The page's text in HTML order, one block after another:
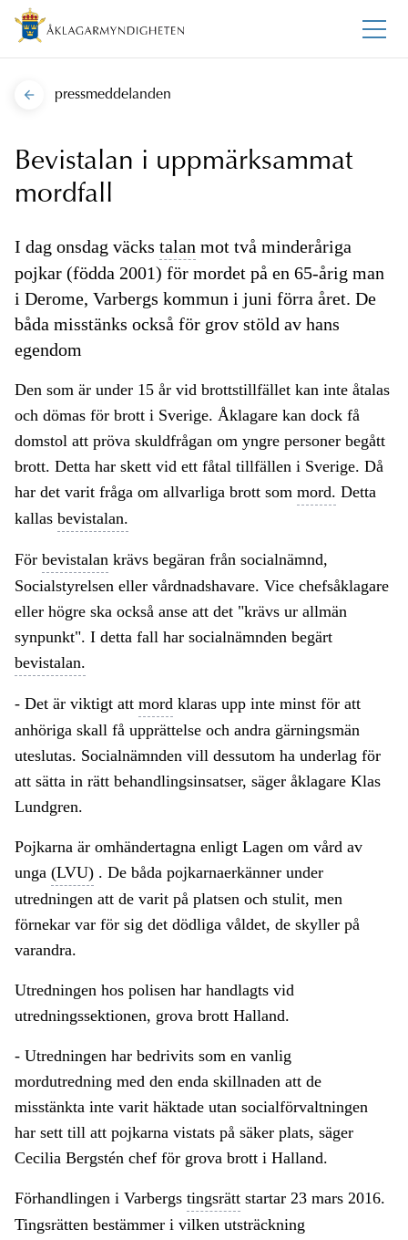
pressmeddelanden
Bevistalan i uppmärksammat
mordfall
I dag onsdag väcks talan mot två minderåriga
pojkar (födda 2001) för mordet på en 65-årig man
i Derome, Varbergs kommun i juni förra året. De
båda misstänks också för grov stöld av hans
egendom
Den som är under 15 år vid brottstillfället kan inte åtalas
och dömas för brott i Sverige. Åklagare kan dock få
domstol att pröva skuldfrågan om yngre personer begått
brott. Detta har skett vid ett fåtal tillfällen i Sverige. Då
har det varit fråga om allvarliga brott som mord. Detta
kallas bevistalan.
För bevistalan krävs begäran från socialnämnd,
Socialstyrelsen eller vårdnadshavare. Vice chefsåklagare
eller högre ska också anse att det "krävs ur allmän
synpunkt". I detta fall har socialnämnden begärt
bevistalan.
- Det är viktigt att mord klaras upp inte minst för att
anhöriga skall få upprättelse och andra gärningsmän
uteslutas. Socialnämnden vill dessutom ha underlag för
att sätta in rätt behandlingsinsatser, säger åklagare Klas
Lundgren.
Pojkarna är omhändertagna enligt Lagen om vård av
unga (LVU) . De båda pojkarnaerkänner under
utredningen att de varit på platsen och stulit, men
förnekar var för sig det dödliga våldet, de skyller på
varandra.
Utredningen hos polisen har handlagts vid
utredningssektionen, grova brott Halland.
- Utredningen har bedrivits som en vanlig
mordutredning med den enda skillnaden att de
misstänkta inte varit häktade utan socialförvaltningen
har sett till att pojkarna vistats på säker plats, säger
Cecilia Bergstén chef för grova brott i Halland.
Förhandlingen i Varbergs tingsrätt startar 23 mars 2016.
Tingsrätten bestämmer i vilken utsträckning